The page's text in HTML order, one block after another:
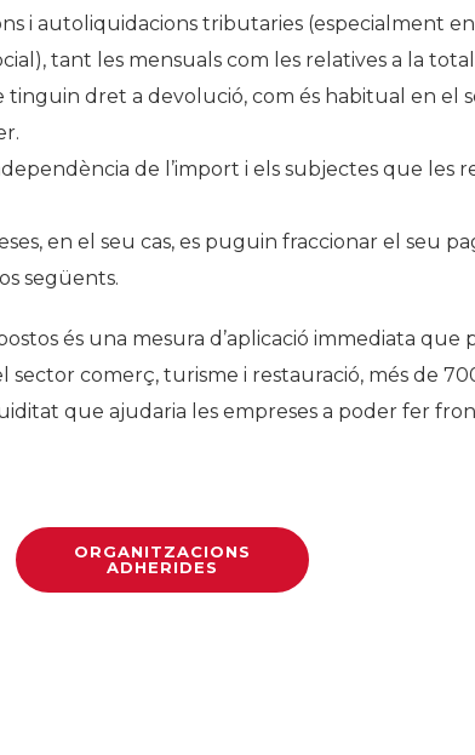
i autoliquidacions tributaries (especialment en
tant les mensuals com les relatives a la
dret a devolució, com és habitual en el
de l’import i els subjectes que les
en el seu cas, es puguin fraccionar el seu
següents.
és una mesura d’aplicació immediata que
sector comerç, turisme i restauració, més de
que ajudaria les empreses a poder fer
ORGANITZACIONS
ADHERIDES